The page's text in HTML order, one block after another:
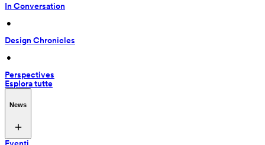
In Conversation
•
Design Chronicles
•
Perspectives
Esplora tutte
News